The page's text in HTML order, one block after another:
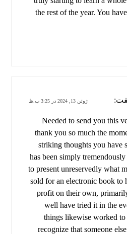
the rest of the year. You
ژوئن 13, 2024 در 3:25 ب.ظ
Needed to send you this
thank you so much the
striking thoughts you have
has been simply
to present unreservedly what
sold for an electronic book to
profit on their own,
well have tried it in the
things likewise worked to
recognize that someone